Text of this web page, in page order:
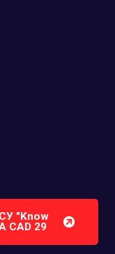
"Know
CAD 29